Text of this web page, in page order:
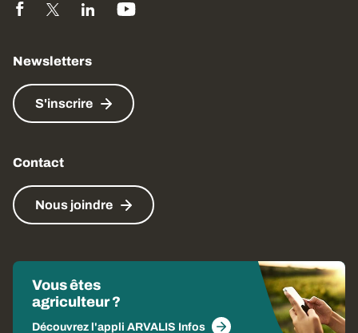
Newsletters
S'inscrire
Contact
Nous joindre
Vous êtes
agriculteur ?
Découvrez l'appli ARVALIS Infos